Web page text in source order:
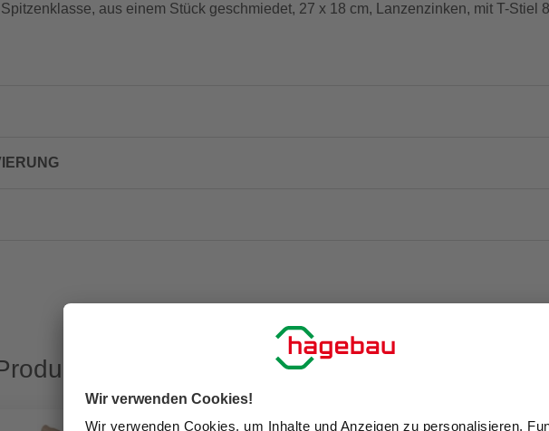
aus einem Stück geschmiedet, 27 x 18 cm, Lanzenzinken, mit T-Stiel